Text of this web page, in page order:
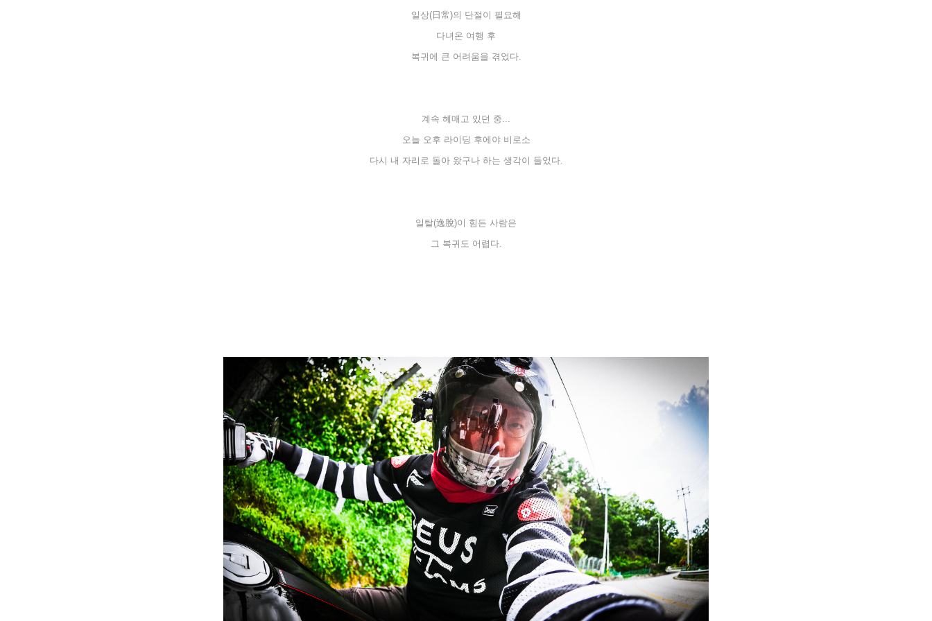
일상(日常)의 단절이 필요해
다녀온 여행 후
복귀에 큰 어려움을 겪었 다.
계속 헤매고 있던 중...
오늘 오후 라이딩 후에야 비로소
다시 내 자리로 돌아 왔구나 하는 생각이 들었다.
일탈(逸脫)이 힘든 사람은
그 복귀도 어렵다.